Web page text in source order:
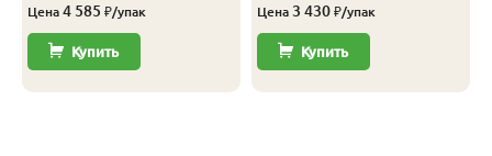
Цена 4 585 ₽/упак
Купить
Цена 3 430 ₽/упак
Купить